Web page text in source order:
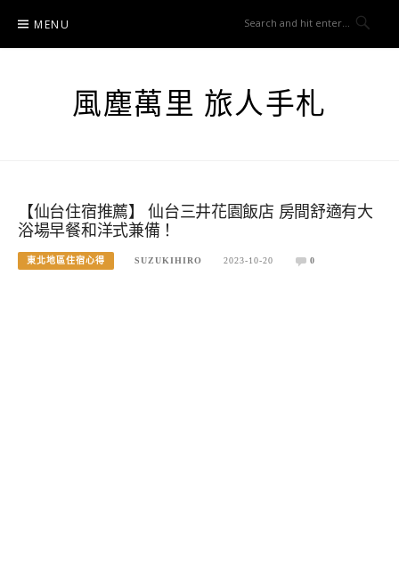
content
MENU
風塵萬里 旅人手札
【仙台住宿推薦】 仙台三井花園飯店 房間舒適有大
浴場早餐和洋式兼備！
東北地區住宿心得 SUZUKIHIRO 2023-10-20 0